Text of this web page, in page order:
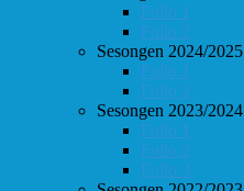
Follo 1
Follo 2
Sesongen 2024/2025
Follo 1
Follo 2
Sesongen 2023/2024
Follo 1
Follo 2
Follo 3